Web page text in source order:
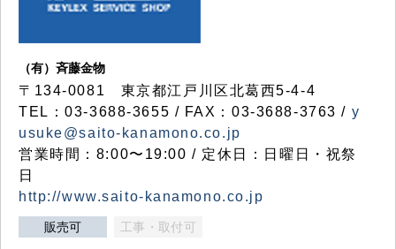
（有）斉藤金物
〒134-0081 東京都江戸川区北葛西5-4-4
TEL：03-3688-3655 / FAX：03-3688-3763 / y
usuke@saito-kanamono.co.jp
営業時間：8:00〜19:00 / 定休日：日曜日・祝祭
日
http://www.saito-kanamono.co.jp
販売可 工事・取付可